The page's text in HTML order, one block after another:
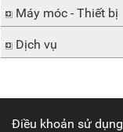
Máy móc - Thiết bị
Dịch vụ
Điều khoản sử dụng